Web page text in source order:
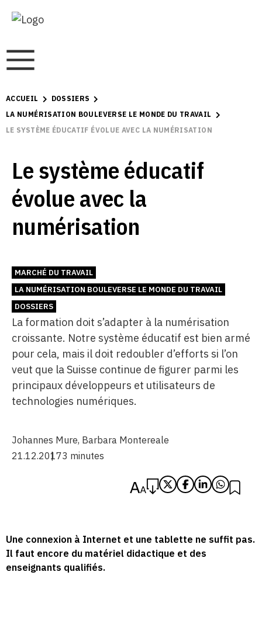
ACCUEIL
DOSSIERS
LA NUMÉRISATION BOULEVERSE LE MONDE DU TRAVAIL
LE SYSTÈME ÉDUCATIF ÉVOLUE AVEC LA NUMÉRISATION
Le système éducatif
évolue avec la
numérisation
MARCHÉ DU TRAVAIL
LA NUMÉRISATION BOULEVERSE LE MONDE DU TRAVAIL
DOSSIERS
La formation doit s’adapter à la numérisation
croissante. Notre système éducatif est bien armé
pour cela, mais il doit redoubler d’efforts si l’on
veut que la Suisse continue de figurer parmi les
principaux développeurs et utilisateurs de
technologies numériques.
Johannes Mure, Barbara Montereale
21.12.20173 minutes
Une connexion à Internet et une tablette ne suffit pas.
Il faut encore du matériel didactique et des
enseignants qualifiés.